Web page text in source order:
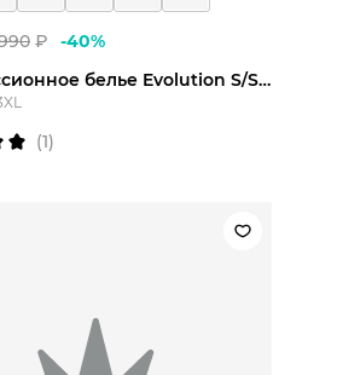
₽ -40%
Компрессионное белье Evolution S/S Top
(1)